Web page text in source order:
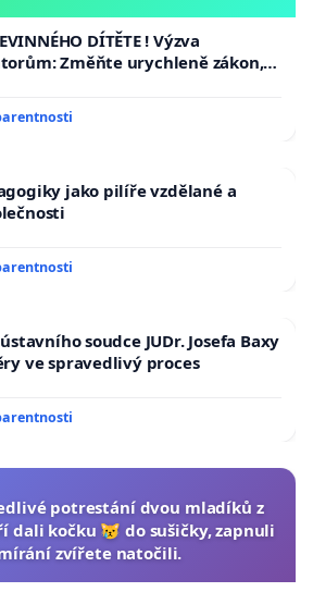
DÍTĚTE ! Výzva
Změňte urychleně zákon,
Viktorky už nemohla opakovat!
jako pilíře vzdělané a
soudce JUDr. Josefa Baxy
ve spravedlivý proces
potrestání dvou mladíků z
dali kočku 😿 do sušičky, zapnuli
zvířete natočili.